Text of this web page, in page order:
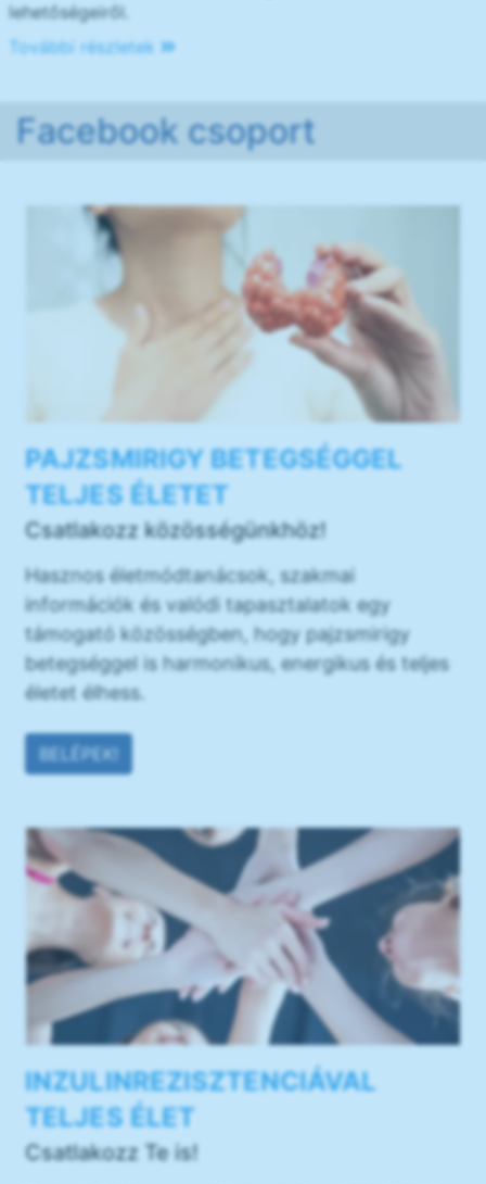
lehetőségeiről.
További részletek
Facebook csoport
PAJZSMIRIGY BETEGSÉGGEL
TELJES ÉLETET
Csatlakozz közösségünkhöz!
Hasznos életmódtanácsok, szakmai
információk és valódi tapasztalatok egy
támogató közösségben, hogy pajzsmirigy
betegséggel is harmonikus, energikus és teljes
életet élhess.
BELÉPEK!
INZULINREZISZTENCIÁVAL
TELJES ÉLET
Csatlakozz Te is!